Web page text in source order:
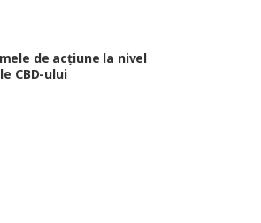
de acțiune la nivel
CBD-ului